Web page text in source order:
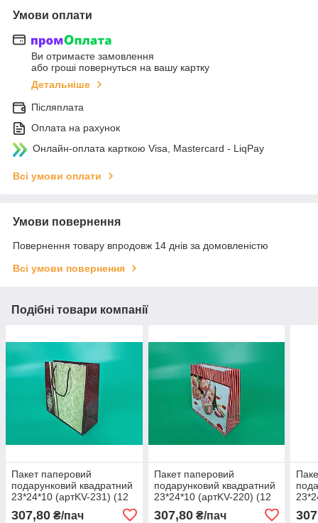
Умови оплати
Ви отримаєте замовлення
або гроші повернуться на вашу картку
Детальніше
Післяплата
Оплата на рахунок
Онлайн-оплата карткою Visa, Mastercard - LiqPay
Всі умови оплати
Умови повернення
Повернення товару впродовж 14 днів за домовленістю
Всі умови повернення
Подібні товари компанії
Пакет паперовий
подарунковий квадратний
23*24*10 (артKV-231) (12
307,80 ₴/пач
Пакет паперовий
подарунковий квадратний
23*24*10 (артKV-220) (12
307,80₴/пач